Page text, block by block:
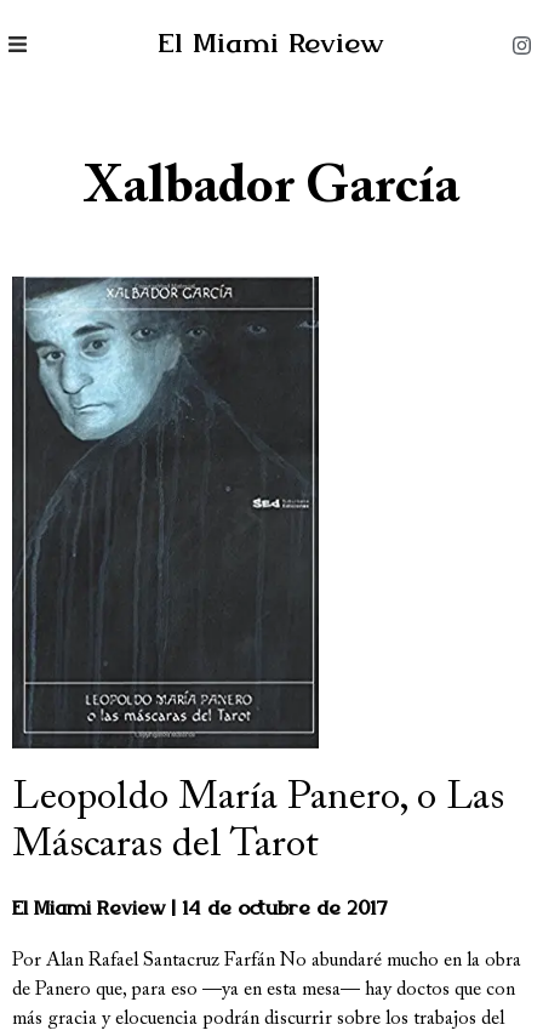
El Miami Review
Xalbador García
Leopoldo María Panero, o Las
Máscaras del Tarot
El Miami Review 14 de octubre de 2017
Por Alan Rafael Santacruz Farfán No abundaré mucho en la obra
de Panero que, para eso —ya en esta mesa— hay doctos que con
más gracia y elocuencia podrán discurrir sobre los trabajos del